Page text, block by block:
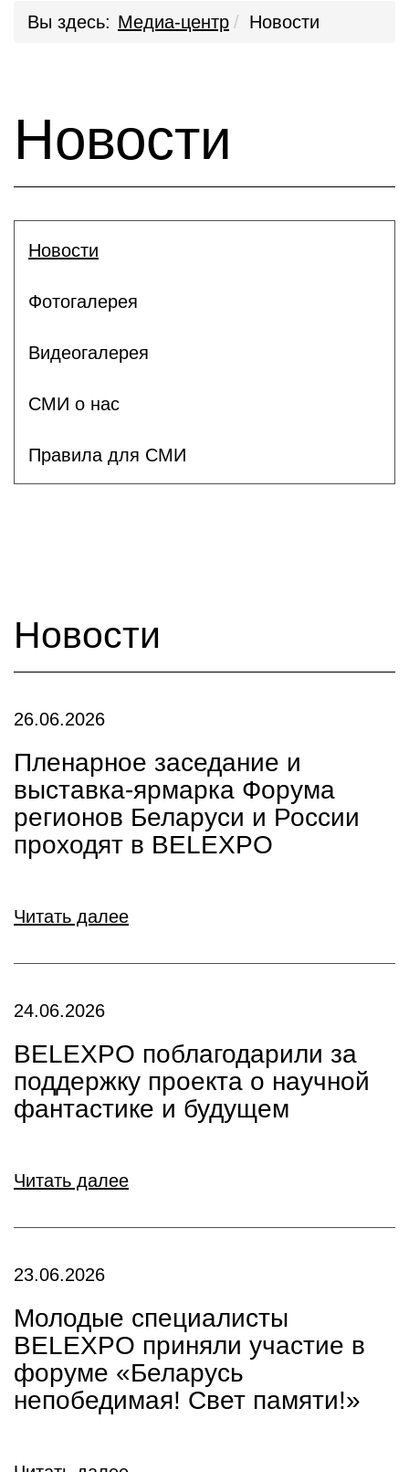
Вы здесь: Медиа-центр Новости
Новости
Новости
Фотогалерея
Видеогалерея
СМИ о нас
Правила для СМИ
Новости
26.06.2026
Пленарное заседание и
выставка-ярмарка Форума
регионов Беларуси и России
проходят в BELEXPO
Читать далее
24.06.2026
BELEXPO поблагодарили за
поддержку проекта о научной
фантастике и будущем
Читать далее
23.06.2026
Молодые специалисты
BELEXPO приняли участие в
форуме «Беларусь
непобедимая! Свет памяти!»